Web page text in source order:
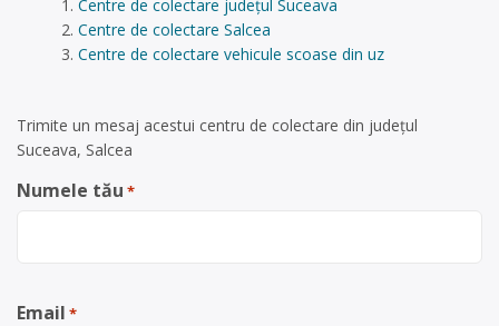
Centre de colectare județul Suceava
Centre de colectare Salcea
Centre de colectare vehicule scoase din uz
Trimite un mesaj acestui centru de colectare din județul
Suceava, Salcea
Numele tău *
Email *